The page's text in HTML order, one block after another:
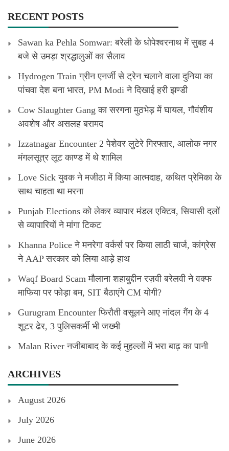
RECENT POSTS
Sawan ka Pehla Somwar: बरेली के धोपेश्वरनाथ में सुबह 4
बजे से उमड़ा श्रद्धालुओं का सैलाव
Hydrogen Train ग्रीन एनर्जी से ट्रेन चलाने वाला दुनिया का
पांचवा देश बना भारत, PM Modi ने दिखाई हरी झण्डी
Cow Slaughter Gang का सरगना मुठभेड़ में घायल, गौवंशीय
अवशेष और असलह बरामद
Izzatnagar Encounter 2 पेशेवर लुटेरे गिरफ्तार, आलोक नगर
मंगलसूत्र लूट काण्‍ड में थे शामिल
Love Sick युवक ने मजीठा में किया आत्मदाह, कथित प्रेमिका के
साथ चाहता था मरना
Punjab Elections को लेकर व्यापार मंडल एक्टिव, सियासी दलों
से व्यापारियों ने मांगा टिकट
Khanna Police ने मनरेगा वर्कर्स पर किया लाठी चार्ज, कांग्रेस
ने AAP सरकार को लिया आड़े हाथ
Waqf Board Scam मौलाना शहाबुद्दीन रज़वी बरेलवी ने वक्फ
माफिया पर फोड़ा बम, SIT बैठाएंगे CM योगी?
Gurugram Encounter फिरौती वसूलने आए नांदल गैंग के 4
शूटर ढेर, 3 पुलिसकर्मी भी जख्मी
Malan River नजीबाबाद के कई मुहल्लों में भरा बाढ़ का पानी
ARCHIVES
August 2026
July 2026
June 2026